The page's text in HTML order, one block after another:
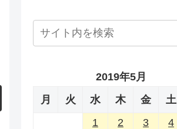
2019年5月
月
火 水 木 金 土
1
2 3 4